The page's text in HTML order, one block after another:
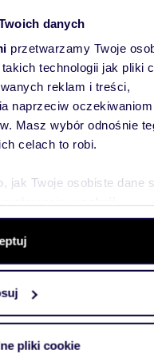
danych
przetwarzamy Twoje
technologii jak pliki
reklam i treści,
naprzeciw oczekiwaniom
Masz wybór odnośnie
celach to robi.
jak Twoje osobiste dane
cookie możesz zmienić
i analizować ruch w
z naszej witryny,
te informacje z
pliki cookie
74,24
Lokal usługowy 74 m² przy ul. Śląskiej, witryny -
Na
przy ul.